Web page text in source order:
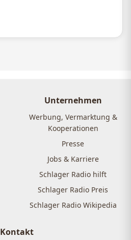
Unternehmen
Werbung, Vermarktung &
Kooperationen
Presse
Jobs & Karriere
Schlager Radio hilft
Schlager Radio Preis
Schlager Radio Wikipedia
Kontakt